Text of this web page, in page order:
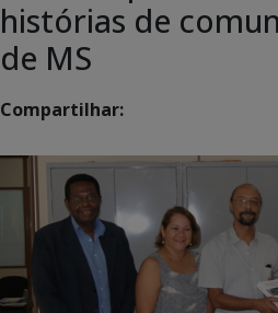
histórias de
de MS
Compartilhar: